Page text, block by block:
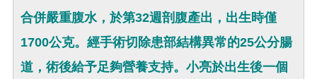
合併嚴重腹水，於第32週剖腹產出，出生時僅
1700公克。經手術切除患部結構異常的25公分腸
道，術後給予足夠營養支持。小亮於出生後一個